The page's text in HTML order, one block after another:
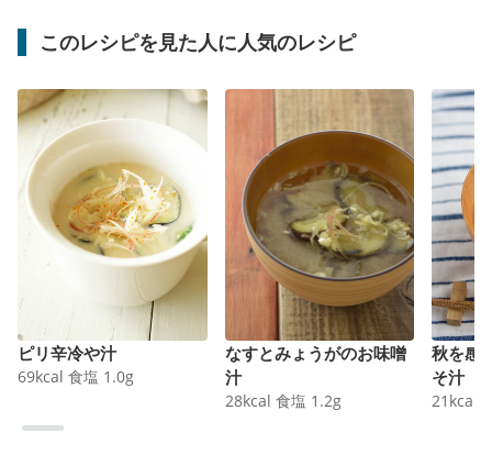
このレシピを見た人に人気のレシピ
ピリ辛冷や汁
69kcal 食塩 1.0g
なすとみょうがのお味噌
汁
28kcal 食塩 1.2g
秋を感
そ汁
21 kcal